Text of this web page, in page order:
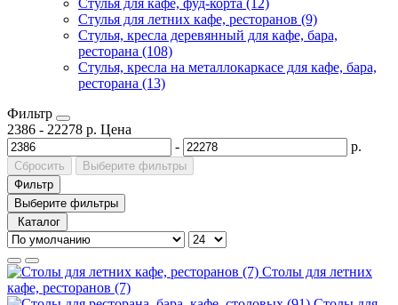
Стулья для летних кафе, ресторанов (9)
Стулья, кресла деревянный для кафе, бара,
ресторана (108)
Стулья, кресла на металлокаркасе для кафе, бара,
ресторана (13)
Фильтр
2386 - 22278 р. Цена
-
р.
Сбросить
Выберите фильтры
Фильтр
Выберите фильтры
Каталог
Столы для летних
кафе, ресторанов (7)